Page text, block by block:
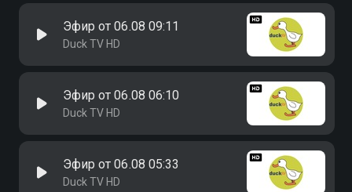
Эфир от 06.08 09:11
Duck TV HD
Эфир от 06.08 06:10
Duck TV HD
Эфир от 06.08 05:33
Duck TV HD